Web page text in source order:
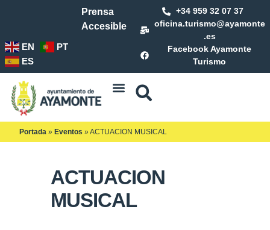
Prensa
Accesible
+34 959 32 07 37
oficina.turismo@ayamonte
.es
Facebook Ayamonte
Turismo
EN
PT
ES
Portada » Eventos »ACTUACION MUSICAL
ACTUACION
MUSICAL